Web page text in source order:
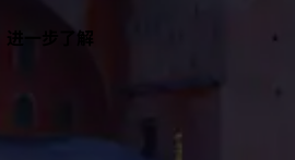
进一步了解